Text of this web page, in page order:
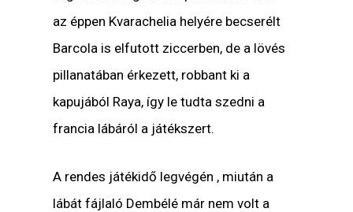
az éppen Kvarachelia helyére becserélt
Barcola is elfutott ziccerben, de a lövés
pillanatában érkezett, robbant ki a
kapujából Raya, így le tudta szedni a
francia lábáról a játékszert.
A rendes játékidő legvégén , miután a
lábát fájlaló Dembélé már nem volt a